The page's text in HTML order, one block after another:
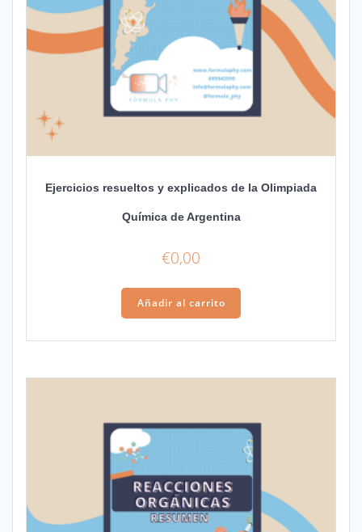
Ejercicios resueltos y explicados de la Olimpiada
Química de Argentina
€0,00
Añadir al carrito